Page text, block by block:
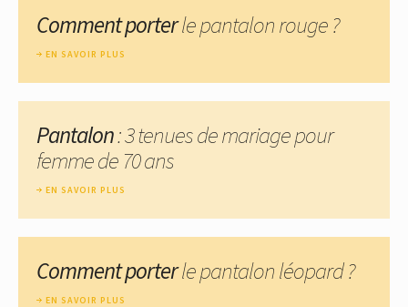
Comment porterle pantalon rouge ?
EN SAVOIR PLUS
Pantalon: 3 tenues de mariage pour
femme de 70 ans
EN SAVOIR PLUS
Comment porterle pantalon léopard ?
EN SAVOIR PLUS